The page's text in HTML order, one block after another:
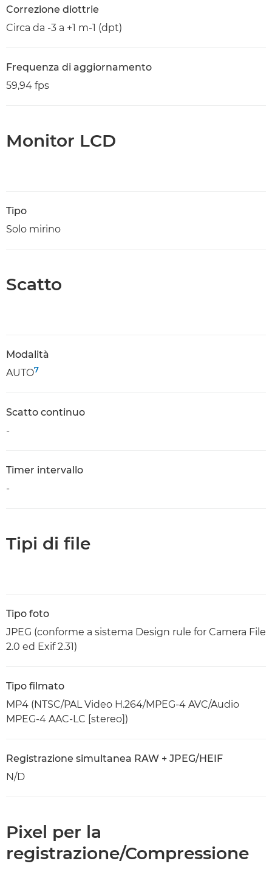
Correzione diottrie
Circa da -3 a +1 m-1 (dpt)
Frequenza di aggiornamento
59,94 fps
Monitor LCD
Tipo
Solo mirino
Scatto
Modalità
AUTO7
Scatto continuo
-
Timer intervallo
-
Tipi di file
Tipo foto
JPEG (conforme a sistema Design rule for Camera File
2.0 ed Exif 2.31)
Tipo filmato
MP4 (NTSC/PAL Video H.264/MPEG-4 AVC/Audio
MPEG-4 AAC-LC [stereo])
Registrazione simultanea RAW + JPEG/HEIF
N/D
Pixel per la
registrazione/Compressione